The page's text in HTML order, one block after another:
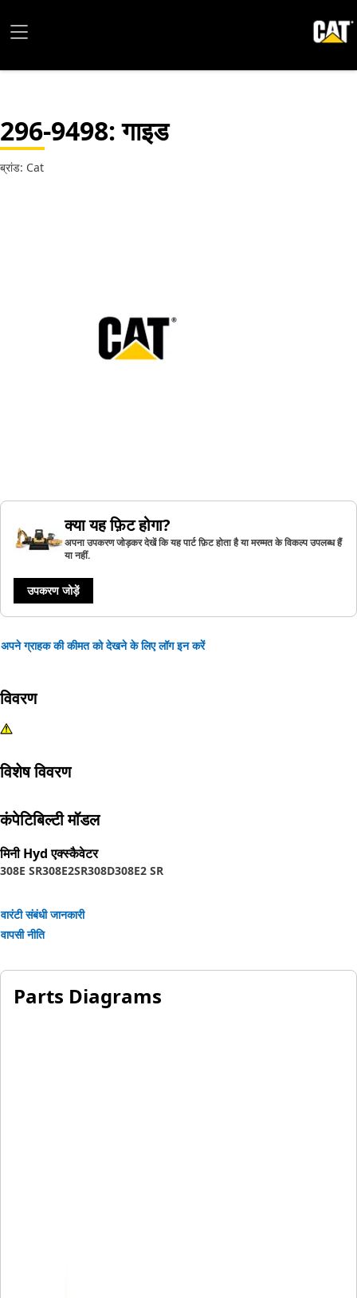
296-9498: गाइड
ब्रांड: Cat
क्या यह फ़िट होगा?
अपना उपकरण जोड़कर देखें कि यह पार्ट फ़िट होता है या मरम्मत के विकल्प उपलब्ध हैं
या नहीं.
उपकरण जोड़ें
अपने ग्राहक की कीमत को देखने के लिए लॉग इन करें
विवरण
विशेष विवरण
कंपेटिबिल्टी मॉडल
मिनी Hyd एक्स्कैवेटर
308E SR308E2SR308D308E2 SR
वारंटी संबंधी जानकारी
वापसी नीति
Parts Diagrams